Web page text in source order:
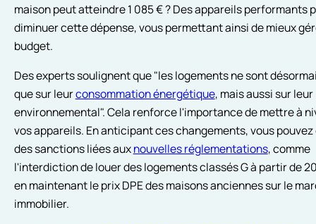
maison peut atteindre 1 085 € ? Des appareils performants
diminuer cette dépense, vous permettant ainsi de mieux
budget.
Des experts soulignent que "les logements ne sont
que sur leurconsommation énergétique, mais aussi sur
environnemental". Cela renforce l'importance de mettre à
vos appareils. En anticipant ces changements, vous
des sanctions liées auxnouvelles réglementations, comme
l'interdiction de louer des logements classés G à partir de
en maintenant le prix DPE des maisons anciennes sur le
immobilier.